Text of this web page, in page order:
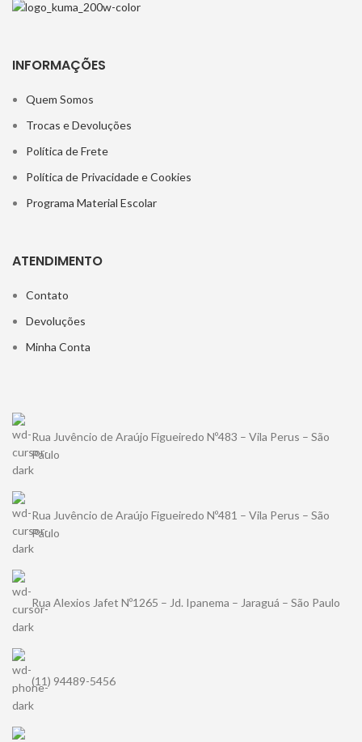
INFORMAÇÕES
Quem Somos
Trocas e Devoluções
Política de Frete
Política de Privacidade e Cookies
Programa Material Escolar
ATENDIMENTO
Contato
Devoluções
Minha Conta
Rua Juvêncio de Araújo Figueiredo Nº483 – Vila Perus – São
Paulo
Rua Juvêncio de Araújo Figueiredo Nº481 – Vila Perus – São
Paulo
Rua Alexios Jafet Nº1265 – Jd. Ipanema – Jaraguá – São Paulo
(11) 94489-5456